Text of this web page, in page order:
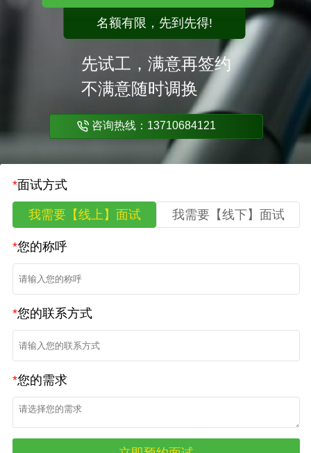
名额有限，先到先得!
先试工，满意再签约
不满意随时调换
咨询热线：13710684121
*面试方式
我需要【线上】面试 我需要【线下】面试
*您的称呼
*您的联系方式
*您的需求